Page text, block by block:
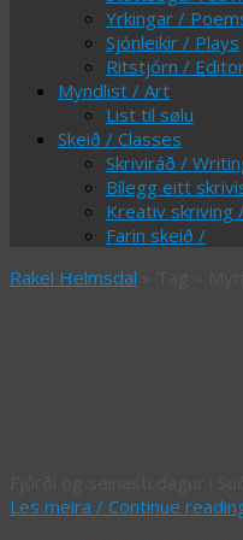
Yrkingar /
Sjónleikir / Plays
Ritstjórn /
Myndlist / Art
List til sølu
Skeið / Classes
Skriviráð /
Bílegg eitt
Kreativ skriving
Farin skeið /
Rakel Helmsdal
Les meira / Continue